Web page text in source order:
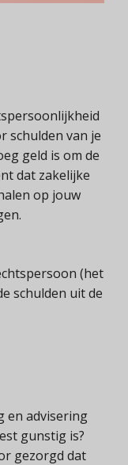
schulden van je
geld is om de
dat zakelijke
op jouw
(het
schulden uit de
en advisering
gunstig is?
gezorgd dat